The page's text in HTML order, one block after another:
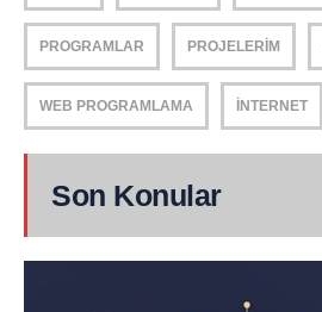
PROGRAMLAR PROJELERIM
WEB PROGRAMLAMA İNTERNET
Son Konular